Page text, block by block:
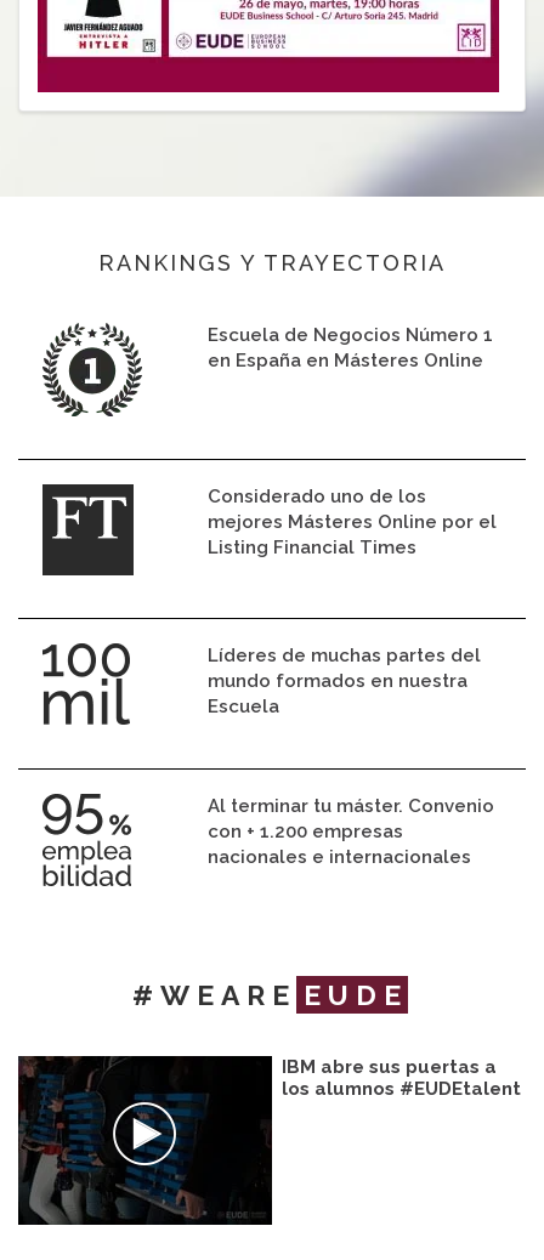
RANKINGS Y TRAYECTORIA
Escuela de Negocios Número 1
en España en Másteres Online
Considerado uno de los
mejores Másteres Online por el
Listing Financial Times
Líderes de muchas partes del
mundo formados en nuestra
Escuela
Al terminar tu máster. Convenio
con + 1.200 empresas
nacionales e internacionales
#WEARE EUDE
IBM abre sus puertas a
los alumnos #EUDEtalent